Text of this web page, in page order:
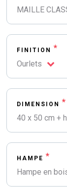
MAILLE
FINITION *
Ourlets
DIMENSION *
40 x 50 cm +
HAMPE *
Hampe en